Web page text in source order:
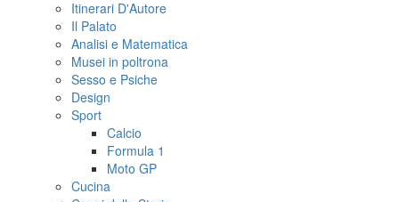
Itinerari D'Autore
Il Palato
Analisi e Matematica
Musei in poltrona
Sesso e Psiche
Design
Sport
Calcio
Formula 1
Moto GP
Cucina